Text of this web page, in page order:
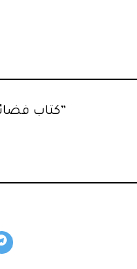
Be the first to review “كتاب فضائل الأوقات”